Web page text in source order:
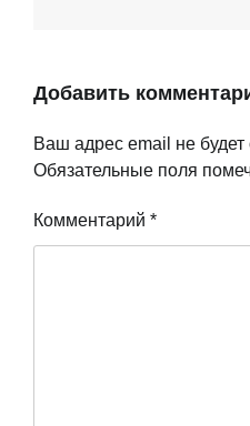
Добавить
Ваш адрес email не будет
Обязательные поля
Комментарий *